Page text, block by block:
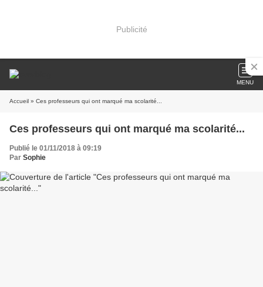
Publicité
MENU
Accueil » Ces professeurs qui ont marqué ma scolarité...
Ces professeurs qui ont marqué ma scolarité...
Publié le 01/11/2018 à 09:19
Par Sophie